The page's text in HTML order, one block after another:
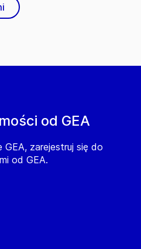
od GEA
zarejestruj się do
od GEA.